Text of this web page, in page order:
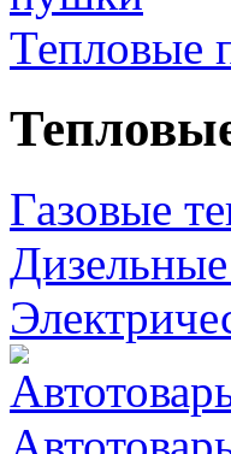
Тепловые
Газовые